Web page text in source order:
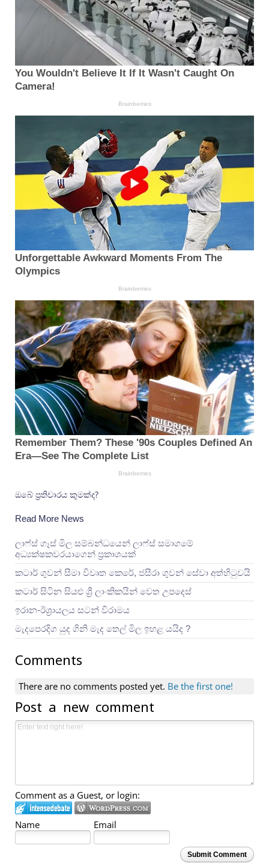
ඔබේ ප්‍රතිචාරය කුමක්ද?
Read More News
ලාෆ්ස් ගෑස් මිල සම්බන්ධයෙන් ලාෆ්ස් සමාගමේ
අධ්‍යක්ෂකවරයාගෙන් ප්‍රකාශයක්
කටාර් ගුවන් සීමා විවෘත කෙරේ, ජසීරා ගුවන් සේවා අත්හි‍ටුවයි
කටාර් සිටින සියළු ශ්‍රී ලාංකිකයින් වෙත උපදෙස්
ඉරාන-ඊශ්‍රායලය සටන් විරාමය
මැදපෙරදිග යුද ගිනි මැද තෙල් මිල ඉහළ යයිද ?
Comments
There are no comments posted yet. Be the first one!
Post a new comment
Comment as a Guest, or login:
Name Email
Submit Comment